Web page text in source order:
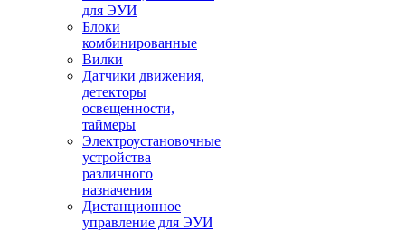
для ЭУИ
Блоки
комбинированные
Вилки
Датчики движения,
детекторы
освещенности,
таймеры
Электроустановочные
устройства
различного
назначения
Дистанционное
управление для ЭУИ